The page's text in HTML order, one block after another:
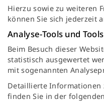
Hierzu sowie zu weiteren
können Sie sich jederzeit
Analyse-Tools und
Beim Besuch dieser
statistisch ausgewertet
mit sogenannten
Detaillierte Informationen
finden Sie in der